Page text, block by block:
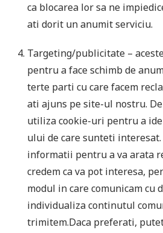
ca blocarea lor sa ne
ati dorit un anumit serviciu.
Targeting/publicitate –
pentru a face schimb de
terte parti cu care facem
ati ajuns pe site-ul nostru.
utiliza cookie-uri pentru a
ului de care sunteti
informatii pentru a va arata
credem ca va pot interesa,
modul in care comunicam cu
individualiza continutul
trimitem.Daca preferati,